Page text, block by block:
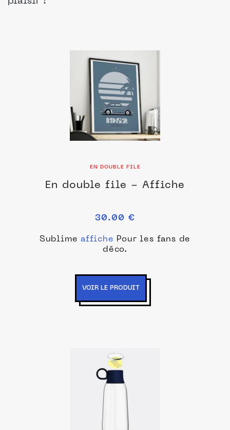
EN DOUBLE FILE
En double file - Affiche
30.00 €
Sublime affiche Pour les fans de
déco.
VOIR LE PRODUIT